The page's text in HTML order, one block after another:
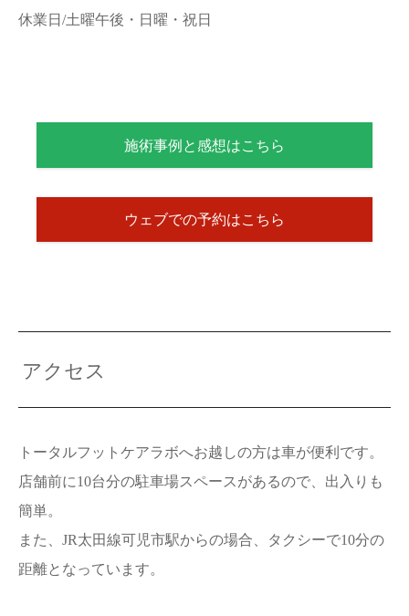
休業日/土曜午後・日曜・祝日
施術事例と感想はこちら
ウェブでの予約はこちら
アクセス
トータルフットケアラボへお越しの方は車が便利です。
店舗前に10台分の駐車場スペースがあるので、出入りも
簡単。
また、JR太田線可児市駅からの場合、タクシーで10分の
距離となっています。